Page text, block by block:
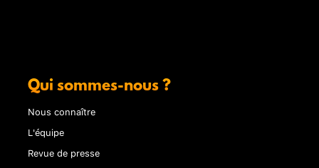
Qui sommes-nous ?
Nous connaître
L'équipe
Revue de presse